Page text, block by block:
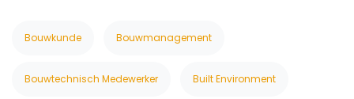
Bouwkunde Bouwmanagement
Bouwtechnisch Medewerker Built Environment